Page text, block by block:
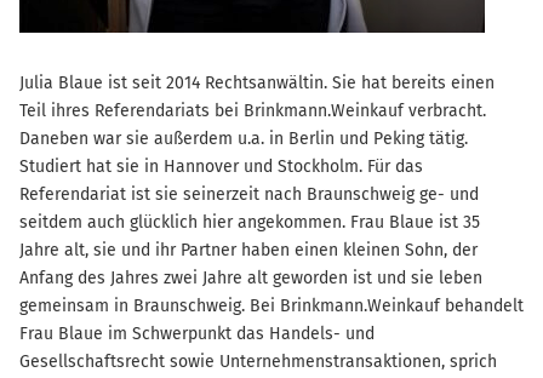
Julia Blaue ist seit 2014 Rechtsanwältin. Sie hat bereits einen
Teil ihres Referendariats bei Brinkmann.Weinkauf verbracht.
Daneben war sie außerdem u.a. in Berlin und Peking tätig.
Studiert hat sie in Hannover und Stockholm. Für das
Referendariat ist sie seinerzeit nach Braunschweig ge- und
seitdem auch glücklich hier angekommen. Frau Blaue ist 35
Jahre alt, sie und ihr Partner haben einen kleinen Sohn, der
Anfang des Jahres zwei Jahre alt geworden ist und sie leben
gemeinsam in Braunschweig. Bei Brinkmann.Weinkauf behandelt
Frau Blaue im Schwerpunkt das Handels- und
Gesellschaftsrecht sowie Unternehmenstransaktionen, sprich